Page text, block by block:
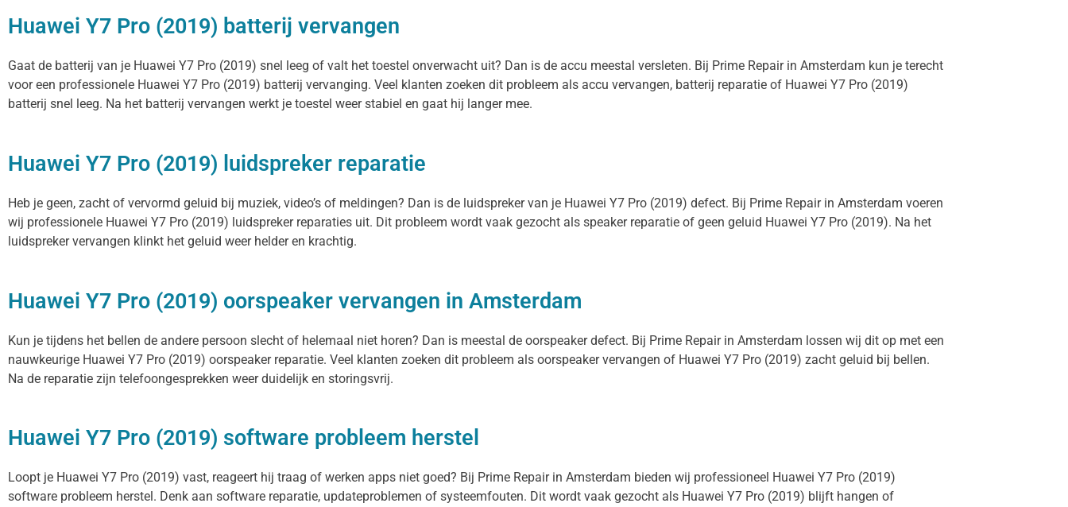
Huawei Y7 Pro (2019) batterij vervangen
Gaat de batterij van je Huawei Y7 Pro (2019) snel leeg of valt het toestel onverwacht uit? Dan is de accu meestal versleten. Bij Prime Repair in Amsterdam kun je terecht
voor een professionele Huawei Y7 Pro (2019) batterij vervanging. Veel klanten zoeken dit probleem als accu vervangen, batterij reparatie of Huawei Y7 Pro (2019)
batterij snel leeg. Na het batterij vervangen werkt je toestel weer stabiel en gaat hij langer mee.
Huawei Y7 Pro (2019) luidspreker reparatie
Heb je geen, zacht of vervormd geluid bij muziek, video’s of meldingen? Dan is de luidspreker van je Huawei Y7 Pro (2019) defect. Bij Prime Repair in Amsterdam voeren
wij professionele Huawei Y7 Pro (2019) luidspreker reparaties uit. Dit probleem wordt vaak gezocht als speaker reparatie of geen geluid Huawei Y7 Pro (2019). Na het
luidspreker vervangen klinkt het geluid weer helder en krachtig.
Huawei Y7 Pro (2019) oorspeaker vervangen in Amsterdam
Kun je tijdens het bellen de andere persoon slecht of helemaal niet horen? Dan is meestal de oorspeaker defect. Bij Prime Repair in Amsterdam lossen wij dit op met een
nauwkeurige Huawei Y7 Pro (2019) oorspeaker reparatie. Veel klanten zoeken dit probleem als oorspeaker vervangen of Huawei Y7 Pro (2019) zacht geluid bij bellen.
Na de reparatie zijn telefoongesprekken weer duidelijk en storingsvrij.
Huawei Y7 Pro (2019) software probleem herstel
Loopt je Huawei Y7 Pro (2019) vast, reageert hij traag of werken apps niet goed? Bij Prime Repair in Amsterdam bieden wij professioneel Huawei Y7 Pro (2019)
software probleem herstel. Denk aan software reparatie, updateproblemen of systeemfouten. Dit wordt vaak gezocht als Huawei Y7 Pro (2019) blijft hangen of